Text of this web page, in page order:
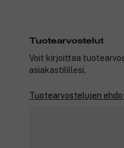
Tuotearvostelut
Voit kirjoittaa
asiakastilillesi.
Tuotearvostelujen